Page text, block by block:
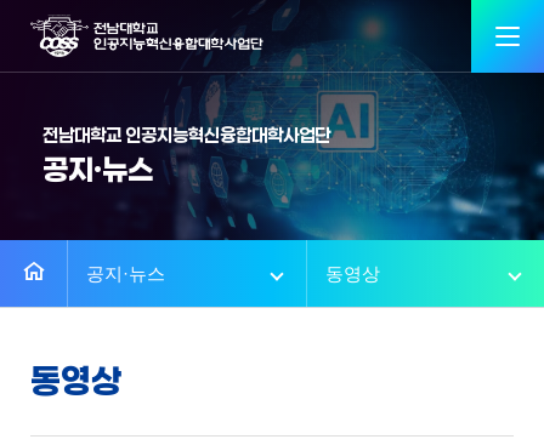
전남대학교 인공지능혁신융합대학사업단
공지·뉴스
공지·뉴스 동영상
동영상